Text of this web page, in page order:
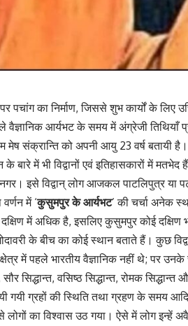
पचांग का निर्माण, जिससे शुभ कार्यों के लिए
वैज्ञानिक आर्यभट के समय में अंग्रेजी तिथियाँ
संक्रान्ति को अपनी आयु 23 वर्ष बतायी
बारे में भी विद्वानों एवं इतिहासकारों में मतभेद
इसे विद्वान् लोग आजकल पाटलिपुत्र या
में ‘कुसुमपुर के आर्यभट’ की चर्चा अनेक
में अधिक है, इसलिए कुसुमपुर कोई दक्षिण
के बीच का कोई स्थान बताते हैं। कुछ
में पहले भारतीय वैज्ञानिक नहीं थे; पर
सिद्धान्त, वसिष्ठ सिद्धान्त, रोमक सिद्धान्त
गयी ग्रहों की स्थिति तथा ग्रहण के समय आदि
का विश्वास उठ गया। ऐसे में लोग इन्हें